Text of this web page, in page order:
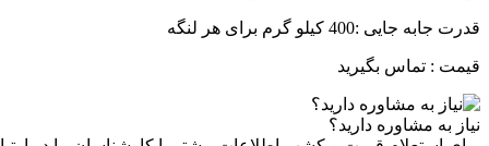
قدرت جابه جایی :400 کیلو گرم برای هر لنگه
قیمت : تماس بگیرید
نیاز به مشاوره دارید؟